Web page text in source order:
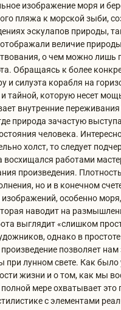
изображение моря и
пляжа к морской зыби,
эскулапов природы,
величие
о чем можно лишь
Обращаясь к более
и силуэта корабля на
тайной, которую несет
внутренние
природа зачастую
человека.
холст, то следует
восхищался работами
произведения.
но и в конечном
особенно
наводит на
выглядит «слишком
однако в
позволяет
при лунном свете. Как
жизни и о том, как мы
мере охватывает
с элементами